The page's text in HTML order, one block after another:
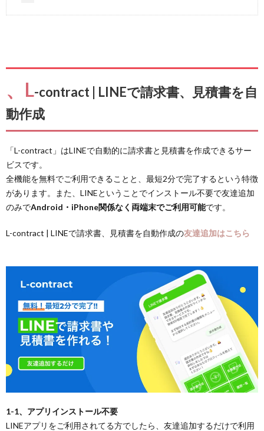
、L-contract | LINEで請求書、見積書を自
動作成
「L-contract」はLINEで自動的に請求書と見積書を作成できるサー
ビスです。
全機能を無料でご利用できることと、最短2分で完了するという特徴
があります。また、LINEということでインストール不要で友達追加
のみでAndroid・iPhone関係なく両端末でご利用可能です。
L-contract | LINEで請求書、見積書を自動作成の友達追加はこちら
1-1、アプリインストール不要
LINEアプリをご利用されてる方でしたら、友達追加するだけで利用